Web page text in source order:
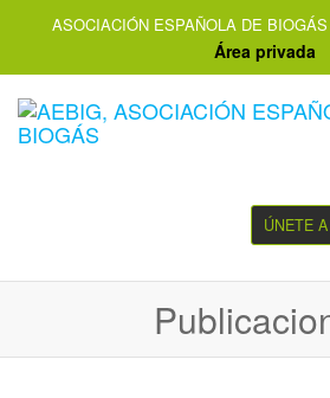
ASOCIACIÓN ESPAÑOLA DE BIOGÁS
Área privada
ÚNETE